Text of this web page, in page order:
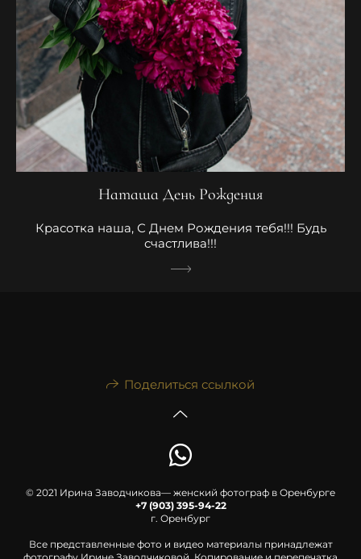
Наташа День Рождения
Красотка наша, С Днем Рождения тебя!!! Будь
счастлива!!!
Поделиться ссылкой
© 2021 Ирина Заводчикова— женский фотограф в Оренбурге
+7 (903) 395-94-22
г. Оренбург
Все представленные фото и видео материалы принадлежат